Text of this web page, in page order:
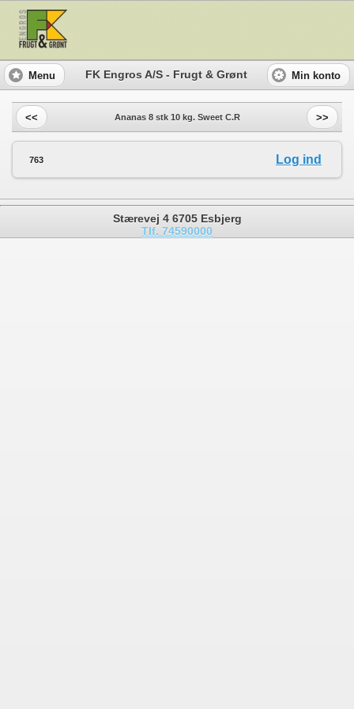
Menu FK Engros A/S - Frugt & Grønt Min konto
<< Ananas 8 stk 10 kg. Sweet C.R >>
763 Log ind
Stærevej 4 6705 Esbjerg
Tlf. 74590000